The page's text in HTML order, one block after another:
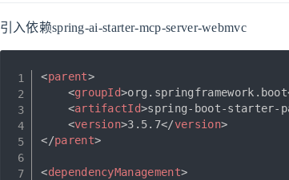
引入依赖spring-ai-starter-mcp-server-webmvc
<parent>
<groupId>org.springframework.boot
<artifactId>spring-boot-starter-
<version>3.5.7</version>
</parent>
<dependencyManagement>